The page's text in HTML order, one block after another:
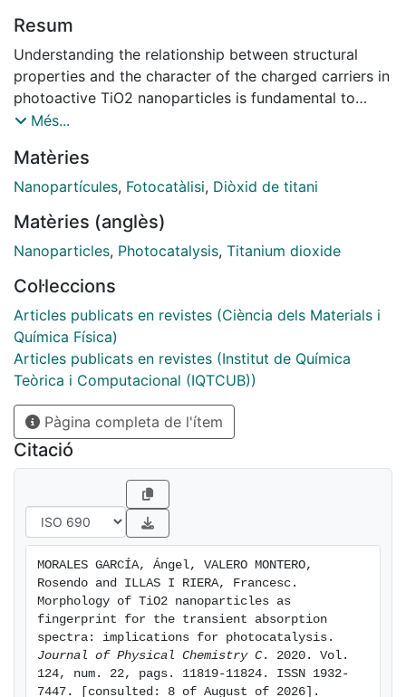
Resum
Understanding the relationship between structural
properties and the character of the charged carriers in
photoactive TiO2 nanoparticles is fundamental to
improving their photocatalytic activity. Transient
explore the character of the charge carriers, but
carrying out experiments on well-defined
size is extremely difficult. Here, hybrid time-dependent
density functional theory based calculations carried
bipyramidal, truncated, and spherical morphologies
reveal that the electron-trapped carriers are quite
sensitive to the NP morphology. In particular, these
carriers are shallowly trapped in faceted NPs whereas
they are deeply trapped in those exhibiting a spherical
morphology. In addition, the simulated absorption
spectra can be compared directly to experimental
ones obtained by TAS, thus allowing additional
information to be provided regarding the morphology
of the TiO2 NPs in a given sample. Note that although
the present study focuses on TiO2 nanoparticles, it
can be easily extended to other photoactive materials
such as ZnO or WO3 NPs thus allowing the extraction
of information regarding the relationship between the
NP morphology and the nature of the low-lying
excited states.
Més...
Matèries
Nanopartícules, Fotocatàlisi, Diòxid de titani
Matèries (anglès)
Nanoparticles, Photocatalysis, Titanium dioxide
Col·leccions
Articles publicats en revistes (Ciència dels Materials i
Química Física)
Articles publicats en revistes (Institut de Química
Teòrica i Computacional (IQTCUB))
Pàgina completa de l'ítem
Citació
MORALES GARCÍA, Ángel, VALERO MONTERO,
Rosendo and ILLAS I RIERA, Francesc.
Morphology of TiO2 nanoparticles as
fingerprint for the transient absorption
Journal of Physical Chemistry C . 2020. Vol.
124, num. 22, pags. 11819-11824. ISSN 1932-
7447. [consulted: 8 of August of 2026].